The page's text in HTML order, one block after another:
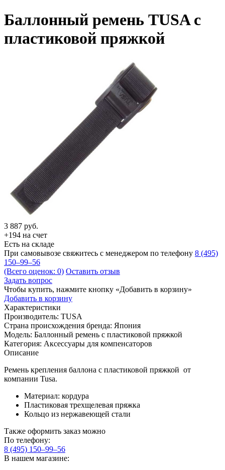
Баллонный ремень TUSA с
пластиковой пряжкой
3 887 руб.
+194 на счет
Есть на складе
При самовывозе свяжитесь с менеджером по телефону 8 (495)
150–99–56
(Всего оценок: 0) Оставить отзыв
Задать вопрос
Чтобы купить, нажмите кнопку «Добавить в корзину»
Добавить в корзину
Характеристики
Производитель: TUSA
Страна происхождения бренда: Япония
Модель: Баллонный ремень с пластиковой пряжкой
Категория: Аксессуары для компенсаторов
Описание
Ремень крепления баллона с пластиковой пряжкой от
компании Tusa.
Материал: кордура
Пластиковая трехщелевая пряжка
Кольцо из нержавеющей стали
Также оформить заказ можно
По телефону:
8 (495) 150–99–56
В нашем магазине: